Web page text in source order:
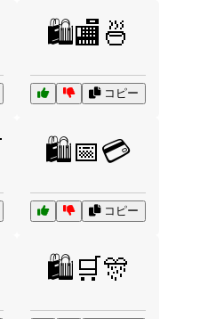
🛍️🏬🍜
コピー
🛍️📅💳
コピー
🛍️🛒🎊